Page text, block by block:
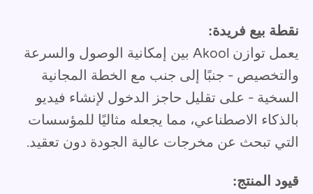
نقطة بيع فريدة:
يعمل توازن Akool بين إمكانية الوصول والسرعة
والتخصيص - جنبًا إلى جنب مع الخطة المجانية
السخية - على تقليل حاجز الدخول لإنشاء فيديو
بالذكاء الاصطناعي، مما يجعله مثاليًا للمؤسسات
التي تبحث عن مخرجات عالية الجودة دون تعقيد.
قيود المنتج: